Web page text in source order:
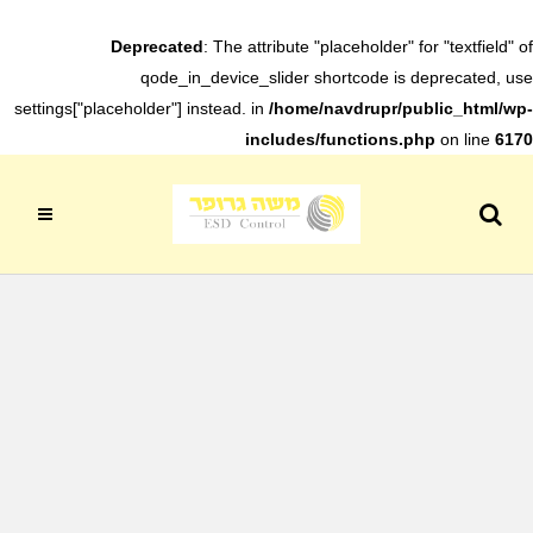
Deprecated: The attribute "placeholder" for "textfield" of
qode_in_device_slider shortcode is deprecated, use
settings["placeholder"] instead. in /home/navdrupr/public_html/wp-
includes/functions.php on line 6170